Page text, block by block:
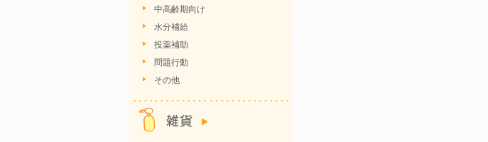
中高齢期向け
水分補給
投薬補助
問題行動
その他